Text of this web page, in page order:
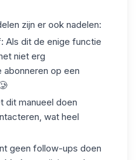
zijn er ook nadelen:
: Als dit de enige functie
niet erg
op een
dit manueel doen
wat heel
geen follow-ups doen